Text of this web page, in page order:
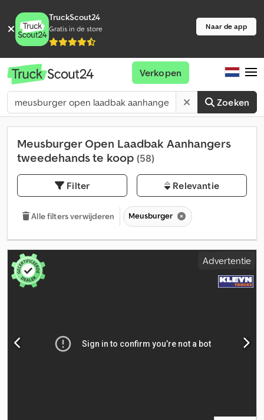
TruckScout24
Gratis in de store Naar de app
Zoeken
Verkopen
Meusburger Open Laadbak Aanhangers
tweedehands te koop (58)
Filter Relevantie
Alle filters verwijderen Meusburger
Advertentie